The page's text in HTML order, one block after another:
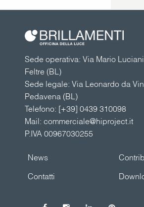
Sede operativa: Via Mario
Feltre (BL)
Sede legale: Via Leonardo da
Pedavena (BL)
Telefono: [+39] 0439 310098
Mail: commerciale@hiproject.it
P.IVA 00967030255
News
Contatti